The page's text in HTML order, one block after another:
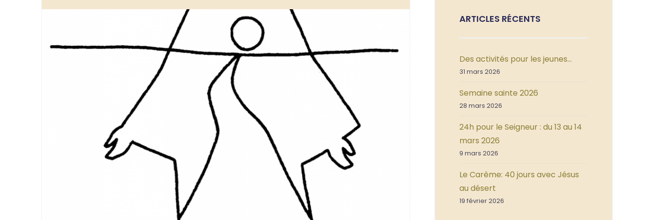
ARTICLES RÉCENTS
Des activités pour les jeunes…
31 mars 2026
Semaine sainte 2026
28 mars 2026
24h pour le Seigneur : du 13 au 14
mars 2026
9 mars 2026
Le Carême: 40 jours avec Jésus
au désert
19 février 2026